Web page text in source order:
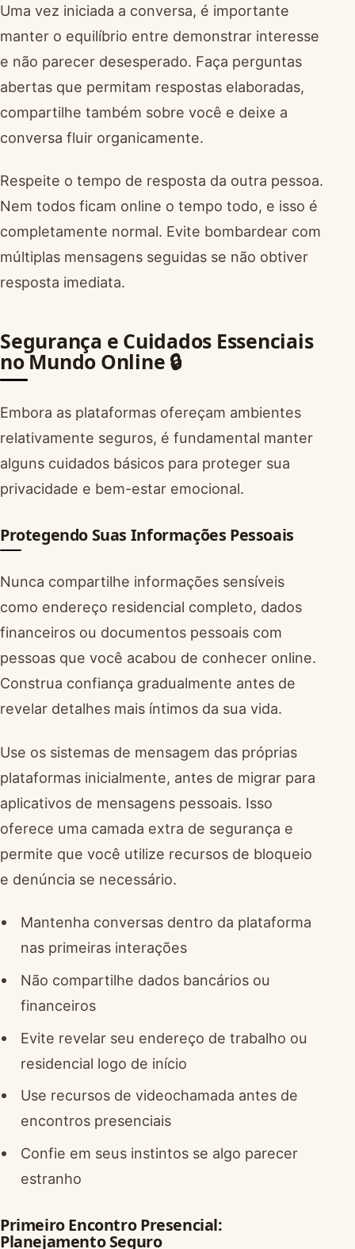
Uma vez iniciada a conversa, é importante
manter o equilíbrio entre demonstrar interesse
e não parecer desesperado. Faça perguntas
abertas que permitam respostas elaboradas,
compartilhe também sobre você e deixe a
conversa fluir organicamente.
Respeite o tempo de resposta da outra pessoa.
Nem todos ficam online o tempo todo, e isso é
completamente normal. Evite bombardear com
múltiplas mensagens seguidas se não obtiver
resposta imediata.
Segurança e Cuidados Essenciais
no Mundo Online 🔒
Embora as plataformas ofereçam ambientes
relativamente seguros, é fundamental manter
alguns cuidados básicos para proteger sua
privacidade e bem-estar emocional.
Protegendo Suas Informações Pessoais
Nunca compartilhe informações sensíveis
como endereço residencial completo, dados
financeiros ou documentos pessoais com
pessoas que você acabou de conhecer online.
Construa confiança gradualmente antes de
revelar detalhes mais íntimos da sua vida.
Use os sistemas de mensagem das próprias
plataformas inicialmente, antes de migrar para
aplicativos de mensagens pessoais. Isso
oferece uma camada extra de segurança e
permite que você utilize recursos de bloqueio
e denúncia se necessário.
Mantenha conversas dentro da plataforma
nas primeiras interações
Não compartilhe dados bancários ou
financeiros
Evite revelar seu endereço de trabalho ou
residencial logo de início
Use recursos de videochamada antes de
encontros presenciais
Confie em seus instintos se algo parecer
estranho
Primeiro Encontro Presencial:
Planejamento Seguro